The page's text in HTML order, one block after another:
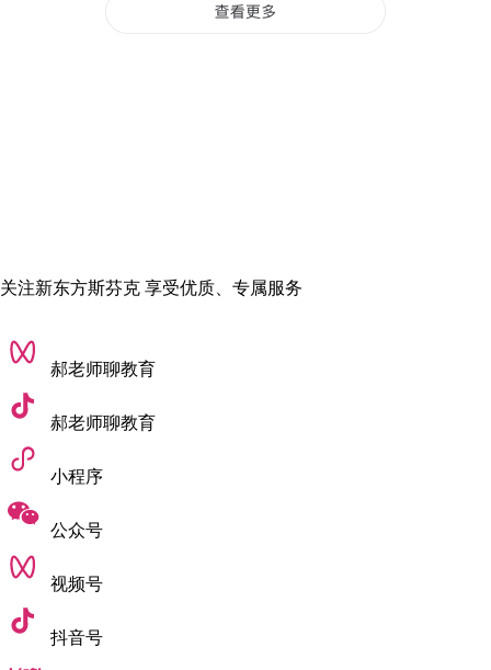
学生可在研究生导师的指导下，根据自身兴趣和艺术目标制定
关注新东方斯芬克 享受优质、专属服务
郝老师聊教育
郝老师聊教育
小程序
公众号
视频号
抖音号